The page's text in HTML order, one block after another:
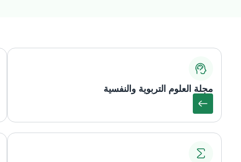
مجلة العلوم التربوية والنفسية